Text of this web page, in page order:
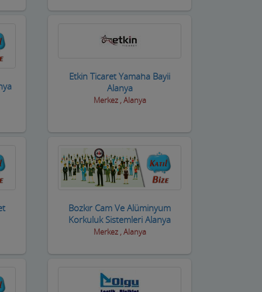
Etkin Ticaret Yamaha Bayii
Alanya
Merkez , Alanya
Bozkır Cam Ve Alüminyum
Korkuluk Sistemleri Alanya
Merkez , Alanya